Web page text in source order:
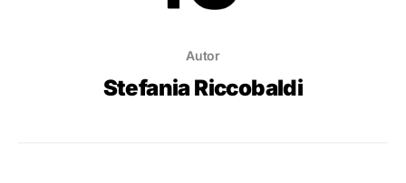
Autor
Stefania Riccobaldi